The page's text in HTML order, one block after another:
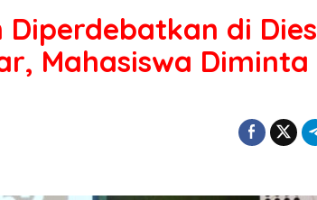
di Dies
Mahasiswa Diminta